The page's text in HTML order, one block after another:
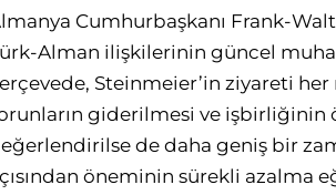
Cumhurbaşkanı Frank-
Alman ilişkilerinin güncel
Steinmeier’in ziyareti
giderilmesi ve işbirliğinin
de daha geniş bir
öneminin sürekli azalma